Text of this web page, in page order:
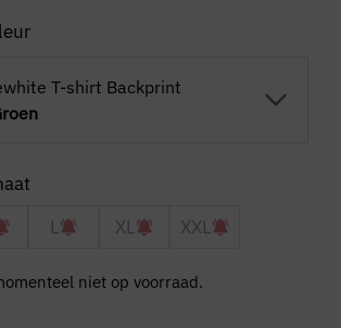
T-shirt Backprint
L XL XXL
niet op voorraad.